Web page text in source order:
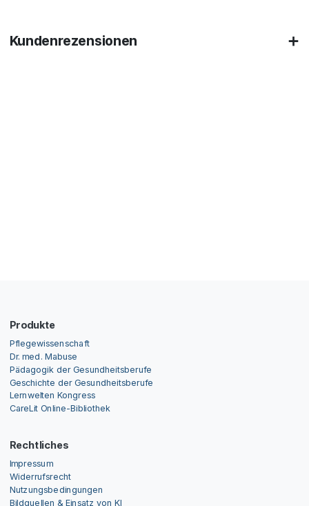
Kundenrezensionen
Produkte
Pflegewissenschaft
Dr. med. Mabuse
Pädagogik der Gesundheitsberufe
Geschichte der Gesundheitsberufe
Lernwelten Kongress
CareLit Online-Bibliothek
Rechtliches
Impressum
Widerrufsrecht
Nutzungsbedingungen
Bildquellen & Einsatz von KI